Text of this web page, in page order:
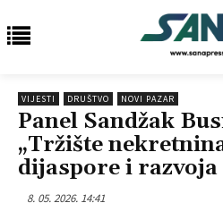
VIJESTI DRUŠTVO NOVI PAZAR
Panel Sandžak
„Tržište
dijaspore i razvoja
8. 05. 2026. 14:41